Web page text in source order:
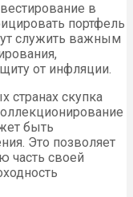
в
портфель
служить важным
от инфляции.
странах скупка
быть
Это позволяет
часть своей